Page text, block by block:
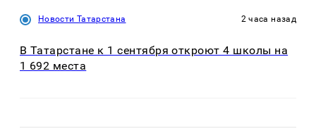
Новости Татарстана 2 часа назад
В Татарстане к 1 сентября откроют 4 школы на
1 692 места